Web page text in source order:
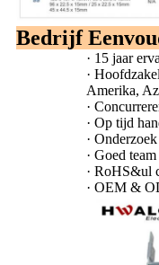
Bedrijf
· 15 jaar
·
Amerika,
·
· Op tijd
·
· Goed
· RoHS&ul
· OEM &